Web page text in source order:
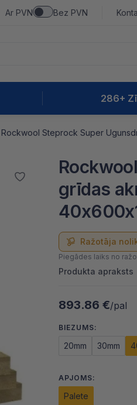
Ar PVN Bez PVN
286+
Rockwool Steprock Super
grīdas
Ražotāja
Piegādes laiks no
Produkta apraksts
893.86 €/pal
BIEZUMS:
20mm 30mm
APJOMS:
Palete